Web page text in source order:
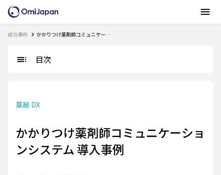
成功事例 かかりつけ薬剤師コミュニケーションシステム 導入事例
目次
薬局 DX
かかりつけ薬剤師コミュニケーショ
ンシステム 導入事例